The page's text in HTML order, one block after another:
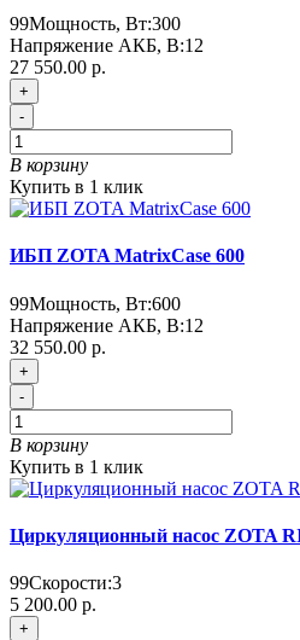
99Мощность, Вт:300
Напряжение АКБ, В:12
27 550.00 р.
+
-
В корзину
Купить в 1 клик
ИБП ZOTA MatrixCase 600
99Мощность, Вт:600
Напряжение АКБ, В:12
32 550.00 р.
+
-
В корзину
Купить в 1 клик
Циркуляционный насос ZOTA
99Скорости:3
5 200.00 р.
+